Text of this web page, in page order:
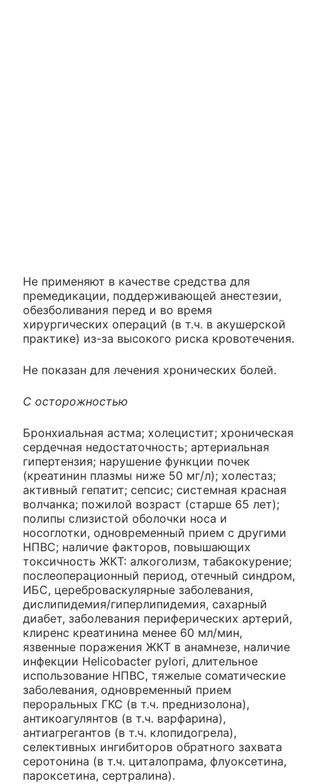
Не применяют в качестве средства для
премедикации, поддерживающей анестезии,
обезболивания перед и во время
хирургических операций (в т.ч. в акушерской
практике) из-за высокого риска кровотечения.
Не показан для лечения хронических болей.
С осторожностью
Бронхиальная астма; холецистит; хроническая
сердечная недостаточность; артериальная
гипертензия; нарушение функции почек
(креатинин плазмы ниже 50 мг/л); холестаз;
активный гепатит; сепсис; системная красная
волчанка; пожилой возраст (старше 65 лет);
полипы слизистой оболочки носа и
носоглотки, одновременный прием с другими
НПВС; наличие факторов, повышающих
токсичность ЖКТ: алкоголизм, табакокурение;
послеоперационный период, отечный синдром,
ИБС, цереброваскулярные заболевания,
дислипидемия/гиперлипидемия, сахарный
диабет, заболевания периферических артерий,
клиренс креатинина менее 60 мл/мин,
язвенные поражения ЖКТ в анамнезе, наличие
инфекции Helicobacter pylori, длительное
использование НПВС, тяжелые соматические
заболевания, одновременный прием
пероральных ГКС (в т.ч. преднизолона),
антикоагулянтов (в т.ч. варфарина),
антиагрегантов (в т.ч. клопидогрела),
селективных ингибиторов обратного захвата
серотонина (в т.ч. циталопрама, флуоксетина,
пароксетина, сертралина).